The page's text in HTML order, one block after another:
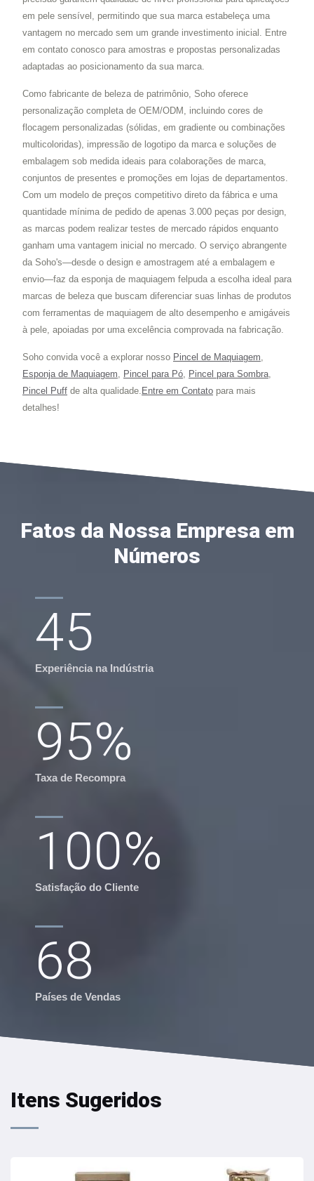
em pele sensível, permitindo que sua marca estabeleça uma
vantagem no mercado sem um grande investimento inicial. Entre
em contato conosco para amostras e propostas personalizadas
adaptadas ao posicionamento da sua marca.
Como fabricante de beleza de patrimônio, Soho oferece
personalização completa de OEM/ODM, incluindo cores de
flocagem personalizadas (sólidas, em gradiente ou combinações
multicoloridas), impressão de logotipo da marca e soluções de
embalagem sob medida ideais para colaborações de marca,
conjuntos de presentes e promoções em lojas de departamentos.
Com um modelo de preços competitivo direto da fábrica e uma
quantidade mínima de pedido de apenas 3.000 peças por design,
as marcas podem realizar testes de mercado rápidos enquanto
ganham uma vantagem inicial no mercado. O serviço abrangente
da Soho's—desde o design e amostragem até a embalagem e
envio—faz da esponja de maquiagem felpuda a escolha ideal para
marcas de beleza que buscam diferenciar suas linhas de produtos
com ferramentas de maquiagem de alto desempenho e amigáveis
à pele, apoiadas por uma excelência comprovada na fabricação.
Soho convida você a explorar nosso Pincel de Maquiagem,
Esponja de Maquiagem, Pincel para Pó, Pincel para Sombra,
Pincel Puff de alta qualidade. Entre em Contato para mais
detalhes!
Fatos da Nossa Empresa em
Números
45
Experiência na Indústria
95%
Taxa de Recompra
100%
Satisfação do Cliente
68
Países de Vendas
Itens Sugeridos